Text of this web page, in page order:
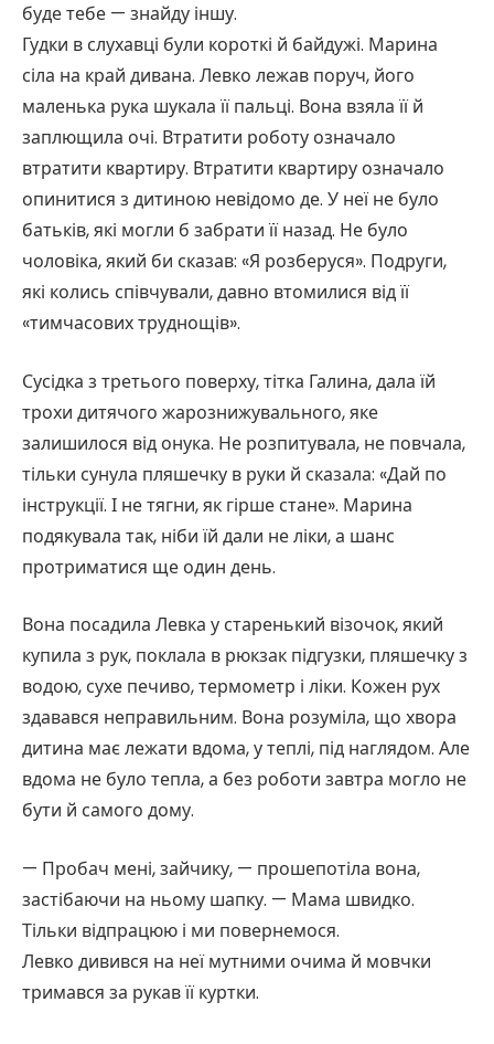
буде тебе — знайду іншу.
Гудки в слухавці були короткі й байдужі. Марина
сіла на край дивана. Левко лежав поруч, його
маленька рука шукала її пальці. Вона взяла її й
заплющила очі. Втратити роботу означало
втратити квартиру. Втратити квартиру означало
опинитися з дитиною невідомо де. У неї не було
батьків, які могли б забрати її назад. Не було
чоловіка, який би сказав: «Я розберуся». Подруги,
які колись співчували, давно втомилися від її
«тимчасових труднощів».
Сусідка з третього поверху, тітка Галина, дала їй
трохи дитячого жарознижувального, яке
залишилося від онука. Не розпитувала, не повчала,
тільки сунула пляшечку в руки й сказала: «Дай по
інструкції. І не тягни, як гірше стане». Марина
подякувала так, ніби їй дали не ліки, а шанс
протриматися ще один день.
Вона посадила Левка у старенький візочок, який
купила з рук, поклала в рюкзак підгузки, пляшечку з
водою, сухе печиво, термометр і ліки. Кожен рух
здавався неправильним. Вона розуміла, що хвора
дитина має лежати вдома, у теплі, під наглядом. Але
вдома не було тепла, а без роботи завтра могло не
бути й самого дому.
— Пробач мені, зайчику, — прошепотіла вона,
застібаючи на ньому шапку. — Мама швидко.
Тільки відпрацюю і ми повернемося.
Левко дивився на неї мутними очима й мовчки
тримався за рукав її куртки.